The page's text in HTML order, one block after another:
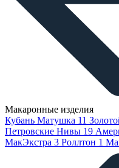
Макаронные изделия
Кубань Матушка 11
Петровские Нивы 19
МакЭкстра 3 Роллтон 1